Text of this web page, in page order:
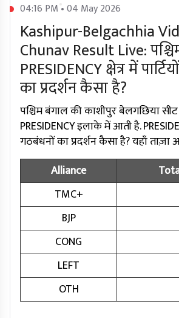
04:16 PM • 04 May 2026
Kashipur-Belgachhia
Chunav Result Live:
PRESIDENCY क्षेत्र में
का प्रदर्शन कैसा है?
पश्चिम बंगाल की काशीपुर बेलगछिया
PRESIDENCY इलाके में आती है.
गठबंधनों का प्रदर्शन कैसा है? यहाँ
Alliance
TMC+
BJP
CONG
LEFT
OTH